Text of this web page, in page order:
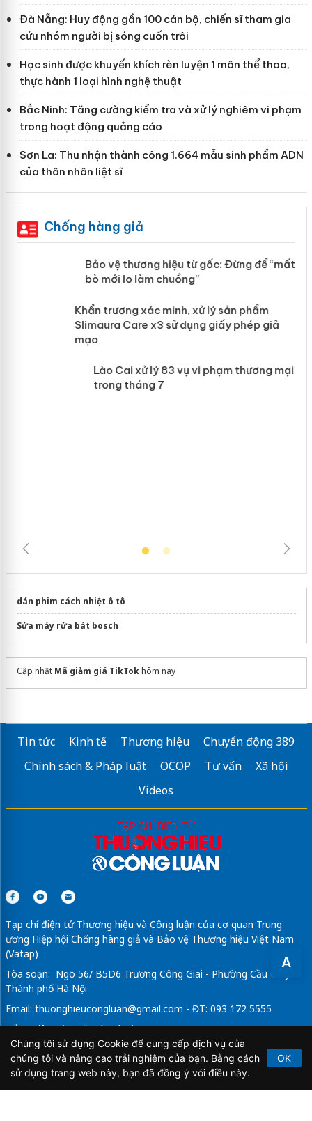
A
Đà Nẵng: Huy động gần 100 cán bộ, chiến sĩ tham gia
cứu nhóm người bị sóng cuốn trôi
Học sinh được khuyến khích rèn luyện 1 môn thể thao,
thực hành 1 loại hình nghệ thuật
Bắc Ninh: Tăng cường kiểm tra và xử lý nghiêm vi phạm
trong hoạt động quảng cáo
Sơn La: Thu nhận thành công 1.664 mẫu sinh phẩm ADN
của thân nhân liệt sĩ
Chống hàng giả
Bảo vệ thương hiệu từ gốc: Đừng để
“mất bò mới lo làm chuồng”
Slimaura Care x3 sử dụng giấy phép giả
mạo
dán phim cách nhiệt ô tô
Sửa máy rửa bát bosch
Cập nhật Mã giảm giá TikTokhôm nay
Tin tức Kinh tế Thương hiệu
Chuyển động 389
Chính sách & Pháp luật
OCOP Tư vấn
Xã hội
Videos
Tạp chí điện tử Thương hiệu và Công luận của cơ quan Trung
ương Hiệp hội Chống hàng giả và Bảo vệ Thương hiệu Việt Nam
(Vatap)
Tòa soạn: Ngõ 56/ B5D6 Trương Công Giai - Phường Cầu Giấy -
Thành phố Hà Nội
Email: thuonghieucongluan@gmail.com - ĐT: 093 172 5555
Tổng Biên Tập: Vũ Đức Thuận
Giấy phép hoạt động báo chí điện tử số 64/GP-BTTTT do Bộ
Thông tin và Truyền thông cấp ngày 21/2/2020.
Chúng tôi sử dụng Cookie để cung cấp dịch vụ của
chúng tôi và nâng cao trải nghiệm của bạn. Bằng cách
sử dụng trang web này, bạn đã đồng ý với điều này.
OK